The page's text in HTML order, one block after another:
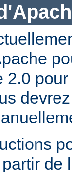
2.0
de